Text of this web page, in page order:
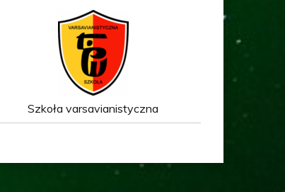
Szkoła varsavianistyczna